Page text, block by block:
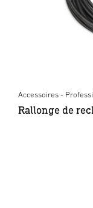
Accessoires -
Rallonge de